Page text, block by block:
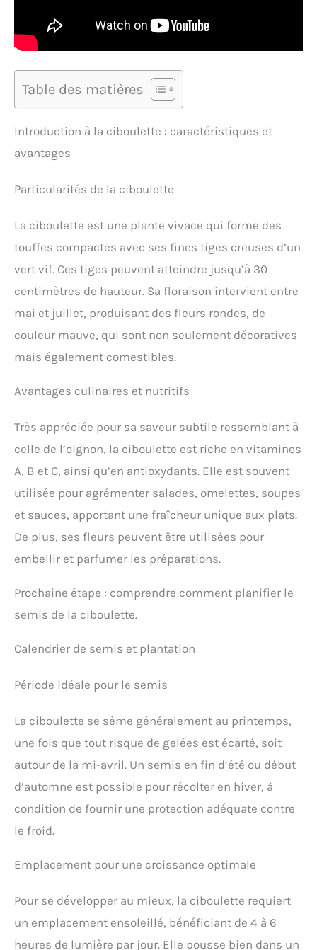
Table des matières
Introduction à la ciboulette : caractéristiques et
avantages
Particularités de la ciboulette
La ciboulette est une plante vivace qui forme des
touffes compactes avec ses fines tiges creuses d’un
vert vif. Ces tiges peuvent atteindre jusqu’à 30
centimètres de hauteur. Sa floraison intervient entre
mai et juillet, produisant des fleurs rondes, de
couleur mauve, qui sont non seulement décoratives
mais également comestibles.
Avantages culinaires et nutritifs
Très appréciée pour sa saveur subtile ressemblant à
celle de l’oignon, la ciboulette est riche en vitamines
A, B et C, ainsi qu’en antioxydants. Elle est souvent
utilisée pour agrémenter salades, omelettes, soupes
et sauces, apportant une fraîcheur unique aux plats.
De plus, ses fleurs peuvent être utilisées pour
embellir et parfumer les préparations.
Prochaine étape : comprendre comment planifier le
semis de la ciboulette.
Calendrier de semis et plantation
Période idéale pour le semis
La ciboulette se sème généralement au printemps,
une fois que tout risque de gelées est écarté, soit
autour de la mi-avril. Un semis en fin d’été ou début
d’automne est possible pour récolter en hiver, à
condition de fournir une protection adéquate contre
le froid.
Emplacement pour une croissance optimale
Pour se développer au mieux, la ciboulette requiert
un emplacement ensoleillé, bénéficiant de 4 à 6
heures de lumière par jour. Elle pousse bien dans un